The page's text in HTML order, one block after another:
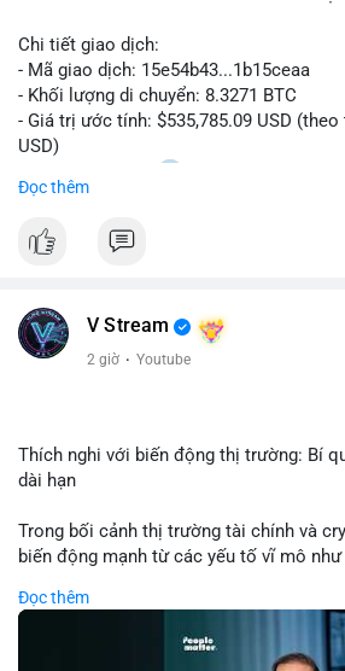
📰 Nguồn: CoinDesk
Chi tiết giao dịch:
- Mã giao dịch: 15e54b43...1b15ceaa
- Khối lượng di chuyển: 8.3271 BTC
- Giá trị ước tính: $535,785.09 USD
USD)
- Thời gian: 04:20
Nhận định phân tích: Giao dịch 8.3271
USD được thực hiện trong khung giờ
đủ tạo áp lực bán trực tiếp lên thị trường
lý thận trọng của cá voi. Nếu dòng tiền
của BTC.
tương tự trong 24 giờ tới để xác nhận xu
hành động vội vàng dựa trên một giao
#giaodichlon
Đọc thêm
V Stream
2 giờ · Youtube
Thích nghi với biến động thị trường: Bí
dài hạn
Trong bối cảnh thị trường tài chính và
biến động mạnh từ các yếu tố vĩ mô
chìa khóa để đầu tư viên vượt qua giai
Thay vì phản ứng cảm xúc với những
nhà đầu tư thành công thường tập trung
Đọc thêm